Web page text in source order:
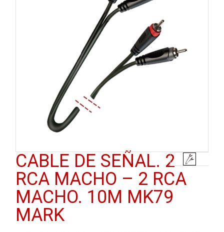
CABLE DE SEÑAL. 2
RCA MACHO – 2 RCA
MACHO. 10M MK79
MARK